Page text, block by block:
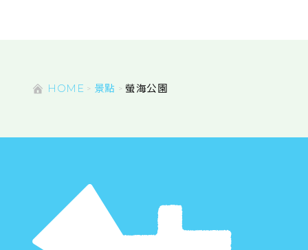
HOME 景點 螢海公園